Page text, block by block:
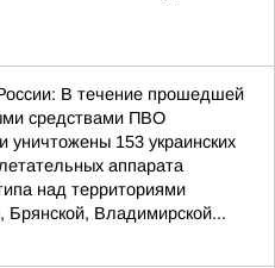
В течение прошедшей
средствами ПВО
уничтожены 153 украинских
аппарата
над территориями
Брянской, Владимирской...